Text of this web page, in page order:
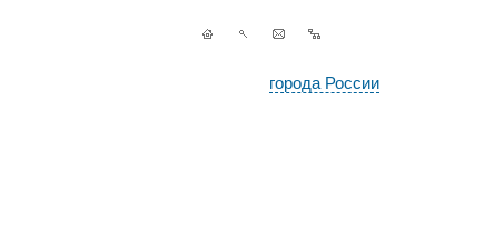
города России